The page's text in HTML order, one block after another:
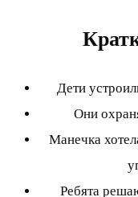
Дети
Они
Манечка
Ребята